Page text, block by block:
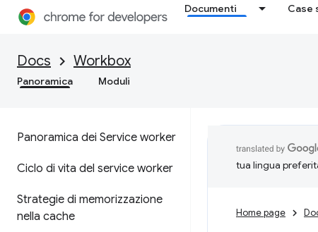
Documenti Case
Docs Workbox
Panoramica Moduli
Panoramica dei Service worker
Ciclo di vita del service worker
Strategie di memorizzazione
nella cache
tua lingua
Home page